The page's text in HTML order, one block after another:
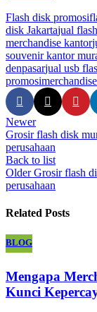
Flash disk promosi
disk Jakartajual
merchandise kantor
souvenir kantor
denpasarjual usb
promosi
Newer
Grosir flash disk
perusahaan
Back to list
Older Grosir flash
perusahaan
Related Posts
BLOG
Mengapa
Kunci